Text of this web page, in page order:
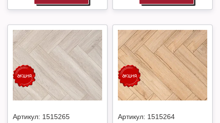
Артикул: 1515265 Артикул: 1515264